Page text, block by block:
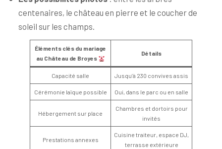
centenaires, le château en pierre et le coucher de
soleil sur les champs.
Éléments clés du mariage
au Château de Broyes
Détails
Capacité salle Jusqu’à 230 convives assis
Cérémonie laïque possible Oui, dans le parc ou en salle
Hébergement sur place
Chambres et dortoirs pour
invités
Prestations annexes
Cuisine traiteur, espace DJ,
terrasse extérieure